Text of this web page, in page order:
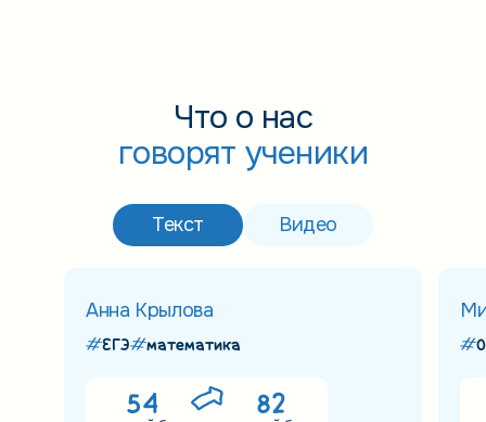
Что о нас
говорят ученики
Текст Видео
Анна Крылова
ЕГЭ математика
54 82